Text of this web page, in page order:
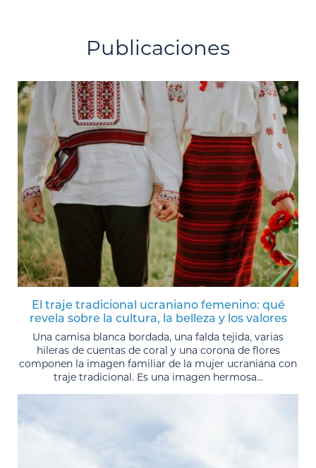
Publicaciones
El traje tradicional ucraniano femenino: qué
revela sobre la cultura, la belleza y los valores
Una camisa blanca bordada, una falda tejida, varias
hileras de cuentas de coral y una corona de flores
componen la imagen familiar de la mujer ucraniana con
traje tradicional. Es una imagen hermosa...